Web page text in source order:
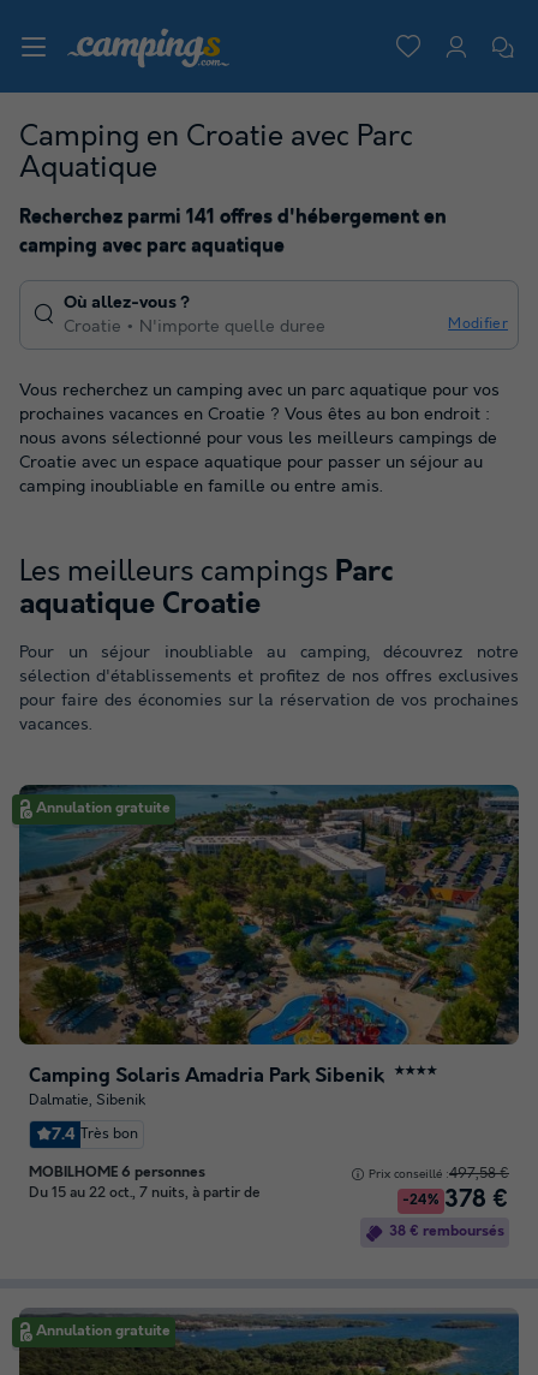
Camping en Croatie avec Parc
Aquatique
Recherchez parmi 141 offres d'hébergement en
camping avec parc aquatique
Où allez-vous ?
Croatie
N'importe quelle duree Modifier
Vous recherchez un camping avec un parc aquatique pour vos
prochaines vacances en Croatie ? Vous êtes au bon endroit :
nous avons sélectionné pour vous les meilleurs campings de
Croatie avec un espace aquatique pour passer un séjour au
camping inoubliable en famille ou entre amis.
Les meilleurs campings Parc
aquatique Croatie
Pour un séjour inoubliable au camping, découvrez notre
sélection d'établissements et profitez de nos offres exclusives
pour faire des économies sur la réservation de vos prochaines
vacances.
Annulation gratuite
Camping Solaris Amadria Park Sibenik ★★★★
Dalmatie, Sibenik
7.4 Très bon
MOBILHOME 6 personnes
Du 15 au 22 oct., 7 nuits, à partir de
Prix conseillé :497,58 €
-24% 378 €
38 € remboursés
Annulation gratuite